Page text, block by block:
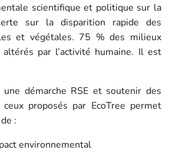
scientifique et politique sur la
sur la disparition rapide des
et végétales. 75 % des milieux
par l’activité humaine. Il est
une démarche RSE et soutenir des
proposés par EcoTree permet
:
environnemental